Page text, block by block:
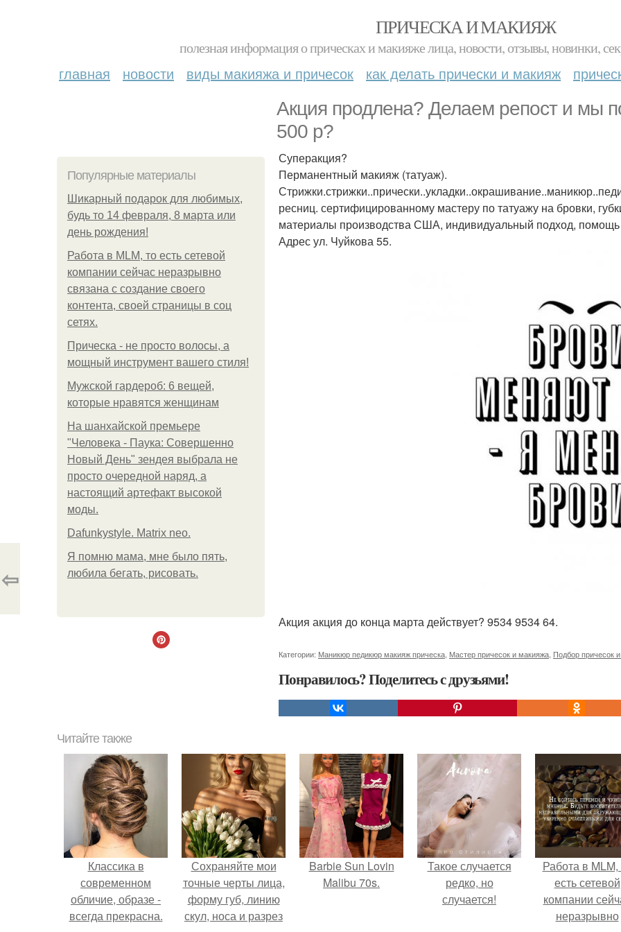
ПРИЧЕСКА И МАКИЯЖ
полезная информация о прическах и макияже лица, новости, отзывы, новинки,
главная новости виды макияжа и причесок как делать прически и макияж
Акция продлена? Делаем репост и мы
500 р?
Популярные материалы
Шикарный подарок для любимых,
будь то 14 февраля, 8 марта или
день рождения!
Работа в MLM, то есть сетевой
компании сейчас неразрывно
связана с создание своего
контента, своей страницы в соц
сетях.
Прическа - не просто волосы, а
мощный инструмент вашего стиля!
Мужской гардероб: 6 вещей,
которые нравятся женщинам
На шанхайской премьере
"Человека - Паука: Совершенно
Новый День" зендея выбрала не
просто очередной наряд, а
настоящий артефакт высокой
моды.
Dafunkystyle. Matrix neo.
Я помню мама, мне было пять,
любила бегать, рисовать.
Суперакция?
Перманентный макияж (татуаж).
ресниц. сертифицированному мастеру по татуажу на бровки,
материалы производства США, индивидуальный подход,
Адрес ул. Чуйкова 55.
Акция акция до конца марта действует? 9534 9534 64.
Категории: Маникюр педикюр макияж прическа Мастер причесок и макияжа Подбор причесок
Понравилось? Поделитесь с друзьями!
⇦
Читайте также
Классика в
современном
обличие, образе -
всегда прекрасна.
Сохраняйте мои
точные черты лица,
форму губ, линию
скул, носа и разрез
Barbie Sun Lovin
Malibu 70s.
Такое случается
редко, но
случается!
Работа в MLM,
есть сетевой
компании
неразрывно